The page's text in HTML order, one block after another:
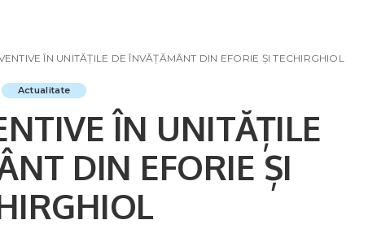
ÎN UNITĂȚILE DE ÎNVĂȚĂMÂNT DIN EFORIE ȘI TECHIRGHIOL
Actualitate
ÎN UNITĂȚILE
DIN EFORIE ȘI